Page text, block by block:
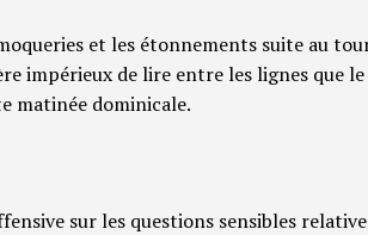
et les étonnements suite au
impérieux de lire entre les lignes que
matinée dominicale.
sur les questions sensibles